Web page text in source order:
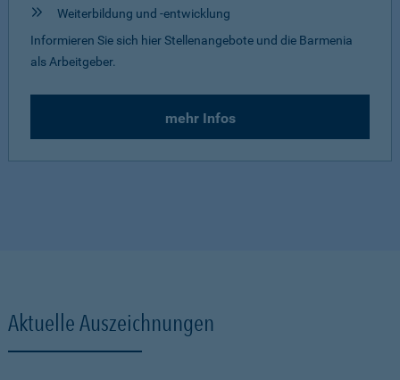
Weiterbildung und -entwicklung
Informieren Sie sich hier Stellenangebote und die Barmenia
als Arbeitgeber.
mehr Infos
Aktuelle Auszeichnungen